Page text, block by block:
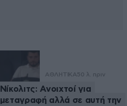
ΑΘΛΗΤΙΚΑ50 λ. πριν
Νίκολιτς: Ανοιχτοί για
μεταγραφή αλλά σε αυτή την